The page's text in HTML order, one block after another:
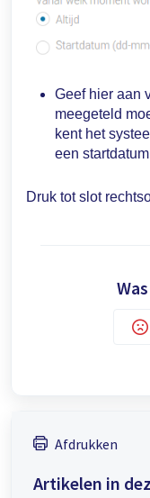
Geef hier aan
meegeteld
kent het
een
Druk tot slot
Afdrukken
Artikelen in